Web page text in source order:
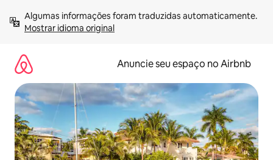
para
Mostrar idioma original
Anuncie seu espaço no Airbnb